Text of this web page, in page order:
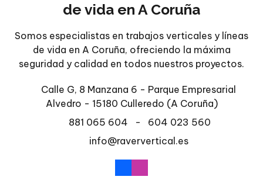
de vida en A Coruña
Somos especialistas en trabajos verticales y líneas
de vida en A Coruña, ofreciendo la máxima
seguridad y calidad en todos nuestros proyectos.
Calle G, 8 Manzana 6 - Parque Empresarial
Alvedro - 15180 Culleredo (A Coruña)
881 065 604
-
604 023 560
info@raververtical.es